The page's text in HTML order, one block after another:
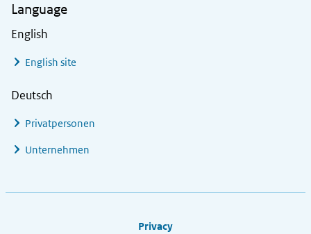
Language
English
English site
Deutsch
Privatpersonen
Unternehmen
Privacy